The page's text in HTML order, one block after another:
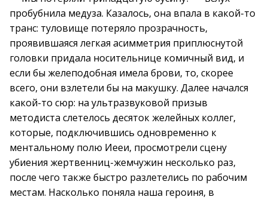
пробубнила медуза. Казалось, она впала в какой-то
транс: туловище потеряло прозрачность,
проявившаяся легкая асимметрия приплюснутой
головки придала носительнице комичный вид, и
если бы желеподобная имела брови, то, скорее
всего, они взлетели бы на макушку. Далее начался
какой-то сюр: на ультразвуковой призыв
методиста слетелось десяток желейных коллег,
которые, подключившись одновременно к
ментальному полю Иееи, просмотрели сцену
убиения жертвенниц-жемчужин несколько раз,
после чего также быстро разлетелись по рабочим
местам. Насколько поняла наша героиня, в